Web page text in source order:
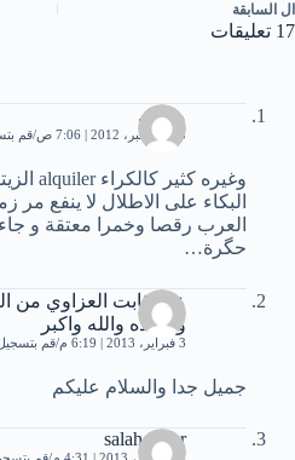
ال السابقة
17 تعليقات
موحى
15 ديسمبر، 2012 | 7:06 ص قم
البكاء على الاطلال لا ينفع مر
العرب رقصا وخمرا معتقة و
حگرة…
علي ثابت العزاوي من
وبحمده والله واكبر
3 فبراير، 2013 | 6:19 م قم
جميل جدا والسلام عليكم
salah omar